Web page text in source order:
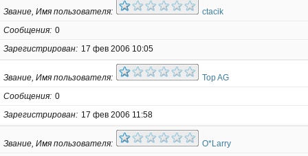
Звание, Имя пользователя
ctacik
Сообщения 0
Зарегистрирован
17 фев 2006 10:05
Звание, Имя пользователя
Top AG
Сообщения 0
Зарегистрирован
17 фев 2006 11:58
Звание, Имя пользователя
O*Larry